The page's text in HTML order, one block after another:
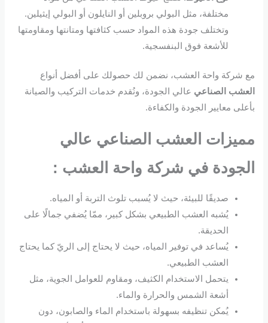
مختلفة، مثل البولي بروبلين أو النايلون أو البولي إيثيلين.
وتختلف جودة هذه المواد حسب كثافتها ومتانتها ومقاومتها
للأشعة فوق البنفسجية.
مع شركة واحة العشب، نضمن لك حصولك على أفضل أنواع
العشب الصناعيعالي الجودة، ونُقدم خدمات التركيب والصيانة
بأعلى معايير الجودة والكفاءة.
مميزات العشب الصناعي عالي
الجودة في شركة واحة العشب :
صديقًا للبيئة، حيث لا يُسبب تلوث التربة أو المياه.
يُشبه العشب الطبيعي بشكل كبير، ممّا يُضفي جمالًا على
الحديقة.
يُساعد في توفير المياه، حيث لا يحتاج إلى الريّ كما يحتاج
العشب الطبيعي.
يتحمل الاستخدام الكثيف، ومقاوم للعوامل الجوية، مثل
أشعة الشمس والحرارة والماء.
يُمكن تنظيفه بسهولة باستخدام الماء والصابون، دون